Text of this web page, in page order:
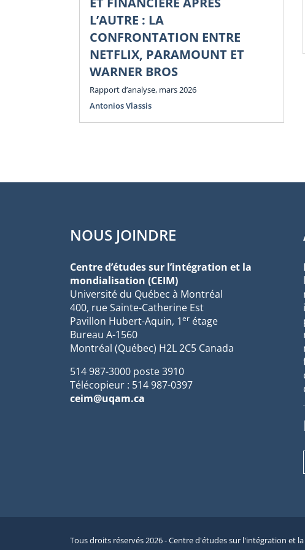
L’AUTRE : LA
CONFRONTATION ENTRE
NETFLIX, PARAMOUNT ET
WARNER BROS
Rapport d’analyse, mars 2026
Antonios Vlassis
NOUS JOINDRE
Centre d’études sur l’intégration et la
mondialisation (CEIM)
Université du Québec à Montréal
400, rue Sainte-Catherine Est
Pavillon Hubert-Aquin, 1er étage
Bureau A-1560
Montréal (Québec) H2L 2C5 Canada
514 987-3000 poste 3910
Télécopieur : 514 987-0397
ceim@uqam.ca
Tous droits réservés 2026 - Centre d'études sur l'intégration et